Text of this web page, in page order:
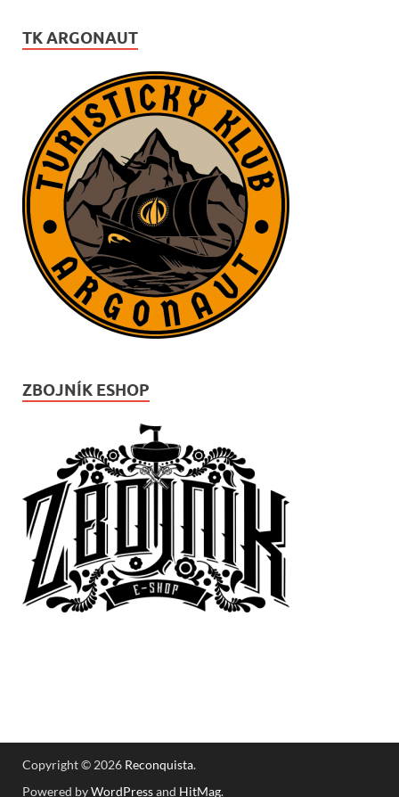
TK ARGONAUT
ZBOJNÍK ESHOP
Copyright © 2026 Reconquista.
Powered byWordPressand HitMag.